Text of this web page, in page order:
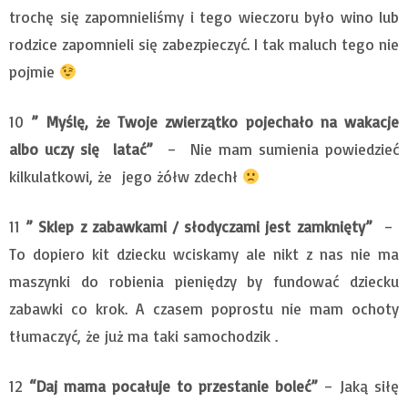
trochę się zapomnieliśmy i tego wieczoru było wino lub
rodzice zapomnieli się zabezpieczyć. I tak maluch tego nie
pojmie
10 ” Myślę, że Twoje zwierzątko pojechało na wakacje
albo uczy się latać”
– Nie mam sumienia powiedzieć
kilkulatkowi, że jego żółw zdechł
11 ” Sklep z zabawkami / słodyczami jest zamknięty”–
To dopiero kit dziecku wciskamy ale nikt z nas nie ma
maszynki do robienia pieniędzy by fundować dziecku
zabawki co krok. A czasem poprostu nie mam ochoty
tłumaczyć, że już ma taki samochodzik .
12 “Daj mama pocałuje to przestanie boleć” – Jaką siłę